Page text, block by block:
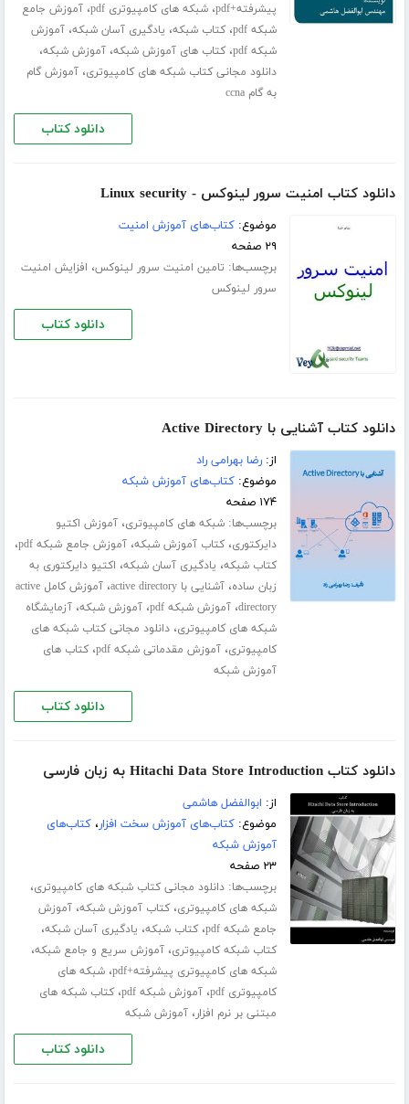
پیشرفته+pdf
،شبکه های کامپیوتری pdf ،آموزش جامع
شبکه pdf
،کتاب شبکه، یادگیری آسان شبکه،آموزش
شبکه pdf
،کتاب های آموزش شبکه،آموزش شبکه،
دانلود مجانی کتاب شبکه های کامپیوتری،آموزش گام
به گام ccna
دانلود کتاب
دانلود کتاب امنیت سرور لینوکس - Linux security
موضوع:کتاب‌های آموزش امنیت
۲۹ صفحه
برچسب‌ها: تامین امنیت سرور لینوکس، افزایش امنیت
سرور لینوکس
دانلود کتاب
دانلود کتاب آشنایی با Active Directory
از:رضا بهرامی راد
موضوع:کتاب‌های آموزش شبکه
۱۷۴ صفحه
برچسب‌ها:شبکه های کامپیوتری،آموزش اکتیو
دایرکتوری،کتاب آموزش شبکه،آموزش جامع شبکه pdf ،
کتاب شبکه، یادگیری آسان شبکه، اکتیو دایرکتوری به
زبان ساده،آشنایی با active directory ،
آموزش کامل active
directory،آموزش شبکه pdf ،آموزش شبکه،آزمایشگاه
شبکه های کامپیوتری،دانلود مجانی کتاب شبکه های
کامپیوتری،آموزش مقدماتی شبکه pdf ،کتاب های
آموزش شبکه
دانلود کتاب
دانلود کتاب Hitachi Data Store Introduction به زبان فارسی
از: ابوالفضل هاشمی
موضوع:کتاب‌های آموزش سخت افزار،کتاب‌های
آموزش شبکه
۲۳ صفحه
برچسب‌ها:دانلود مجانی کتاب شبکه های کامپیوتری،
شبکه های کامپیوتری،کتاب آموزش شبکه،آموزش
جامع شبکه pdf
،کتاب شبکه، یادگیری آسان شبکه،
کتاب شبکه کامپیوتری،آموزش سریع و جامع شبکه،
شبکه های کامپیوتری پیشرفته+pdf ،شبکه های
کامپیوتری pdf
،آموزش شبکه pdf ،کتاب شبکه های
مبتنی بر نرم افزار،آموزش شبکه
دانلود کتاب